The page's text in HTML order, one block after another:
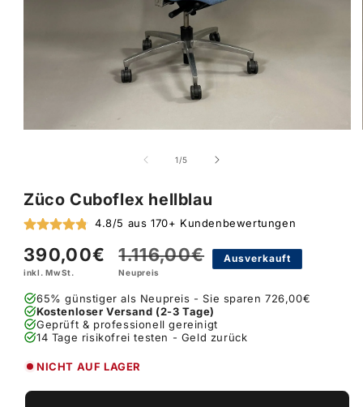
1/von
5
Züco Cuboflex hellblau
4.8/5 aus 170+ Kundenbewertungen
Verkaufspreis
390,00€
inkl. MwSt.
Normaler
1.116,00€
Neupreis
Ausverkauft
65% günstiger als Neupreis - Sie sparen 726,00€
Kostenloser Versand (2-3 Tage)
Geprüft & professionell gereinigt
14 Tage risikofrei testen - Geld zurück
NICHT AUF LAGER